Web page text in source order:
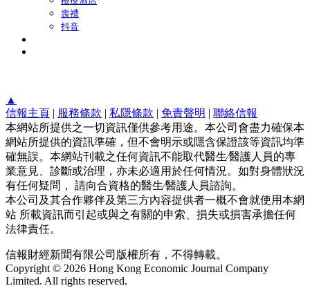
喪禮
抖音
▲
信報主頁 | 服務條款 | 私隱條款 | 免責聲明 | 聯絡信報
本網站所提供之一切資訊僅供參考用途。本公司會盡力確保本
網站所提供的資訊準確，但不會明示或隱含保證該等資訊均準
確無誤。本網站刊載之任何資訊不能取代醫生∕醫護人員的專
業意見、診斷或治理，亦未必適用於任何情況。如對身體狀況
有任何疑問， 請向合資格的醫生∕醫護人員諮詢。
本公司及其合作夥伴及第三方內容提供者一概不會就使用本網
站 所載資訊而引起或與之有關的申索、損失或損害承擔任何
法律責任。
信報財經新聞有限公司版權所有，不得轉載。
Copyright © 2026 Hong Kong Economic Journal Company
Limited. All rights reserved.